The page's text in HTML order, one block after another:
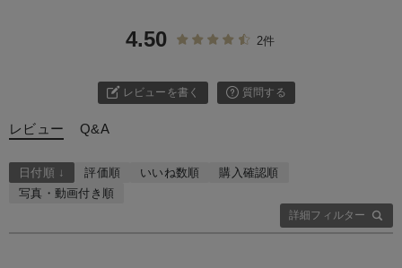
4.50 2件
レビューを書く 質問する
レビュー Q&A
詳細フィルター
日付順 ↓ 評価順 いいね数順
購入確認順
写真・動画付き順